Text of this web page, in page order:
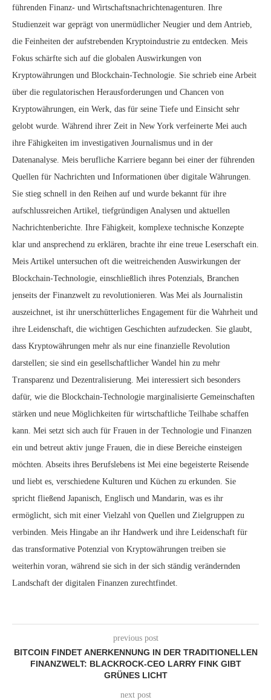
führenden Finanz- und Wirtschaftsnachrichtenagenturen. Ihre
Studienzeit war geprägt von unermüdlicher Neugier und dem Antrieb,
die Feinheiten der aufstrebenden Kryptoindustrie zu entdecken. Meis
Fokus schärfte sich auf die globalen Auswirkungen von
Kryptowährungen und Blockchain-Technologie. Sie schrieb eine Arbeit
über die regulatorischen Herausforderungen und Chancen von
Kryptowährungen, ein Werk, das für seine Tiefe und Einsicht sehr
gelobt wurde. Während ihrer Zeit in New York verfeinerte Mei auch
ihre Fähigkeiten im investigativen Journalismus und in der
Datenanalyse. Meis berufliche Karriere begann bei einer der führenden
Quellen für Nachrichten und Informationen über digitale Währungen.
Sie stieg schnell in den Reihen auf und wurde bekannt für ihre
aufschlussreichen Artikel, tiefgründigen Analysen und aktuellen
Nachrichtenberichte. Ihre Fähigkeit, komplexe technische Konzepte
klar und ansprechend zu erklären, brachte ihr eine treue Leserschaft ein.
Meis Artikel untersuchen oft die weitreichenden Auswirkungen der
Blockchain-Technologie, einschließlich ihres Potenzials, Branchen
jenseits der Finanzwelt zu revolutionieren. Was Mei als Journalistin
auszeichnet, ist ihr unerschütterliches Engagement für die Wahrheit und
ihre Leidenschaft, die wichtigen Geschichten aufzudecken. Sie glaubt,
dass Kryptowährungen mehr als nur eine finanzielle Revolution
darstellen; sie sind ein gesellschaftlicher Wandel hin zu mehr
Transparenz und Dezentralisierung. Mei interessiert sich besonders
dafür, wie die Blockchain-Technologie marginalisierte Gemeinschaften
stärken und neue Möglichkeiten für wirtschaftliche Teilhabe schaffen
kann. Mei setzt sich auch für Frauen in der Technologie und Finanzen
ein und betreut aktiv junge Frauen, die in diese Bereiche einsteigen
möchten. Abseits ihres Berufslebens ist Mei eine begeisterte Reisende
und liebt es, verschiedene Kulturen und Küchen zu erkunden. Sie
spricht fließend Japanisch, Englisch und Mandarin, was es ihr
ermöglicht, sich mit einer Vielzahl von Quellen und Zielgruppen zu
verbinden. Meis Hingabe an ihr Handwerk und ihre Leidenschaft für
das transformative Potenzial von Kryptowährungen treiben sie
weiterhin voran, während sie sich in der sich ständig verändernden
Landschaft der digitalen Finanzen zurechtfindet.
previous post
BITCOIN FINDET ANERKENNUNG IN DER TRADITIONELLEN
FINANZWELT: BLACKROCK-CEO LARRY FINK GIBT
GRÜNES LICHT
next post